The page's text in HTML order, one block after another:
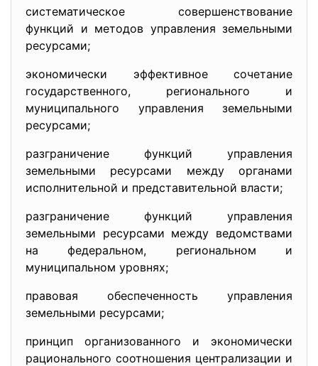
систематическое совершенствование
функций и методов управления земельными
ресурсами;
экономически эффективное сочетание
государственного, регионального и
муниципального управления земельными
ресурсами;
разграничение функций управления
земельными ресурсами между органами
исполнительной и представительной власти;
разграничение функций управления
земельными ресурсами между ведомствами
на федеральном, региональном и
муниципальном уровнях;
правовая обеспеченность управления
земельными ресурсами;
принцип организованного и экономически
рационального соотношения централизации и